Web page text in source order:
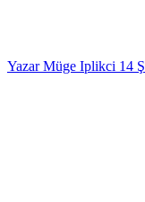
Yazar Müge Iplikci 14